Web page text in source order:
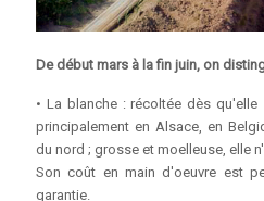
De début mars à la fin juin, on
• La blanche : récoltée dès
principalement en Alsace, en
du nord ; grosse et moelleuse, elle
Son coût en main d'oeuvre est
garantie.